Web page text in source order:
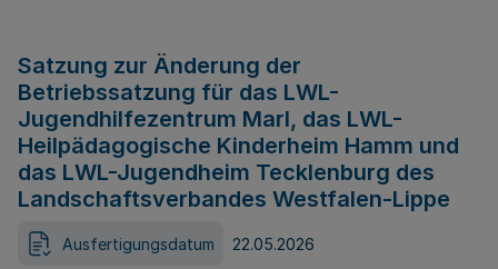
Satzung zur Änderung der
Betriebssatzung für das LWL-
Jugendhilfezentrum Marl, das LWL-
Heilpädagogische Kinderheim Hamm und
das LWL-Jugendheim Tecklenburg des
Landschaftsverbandes Westfalen-Lippe
Ausfertigungsdatum 22.05.2026